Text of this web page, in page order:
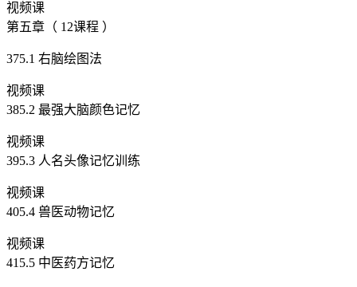
视频课
第五章（ 12课程 ）
375.1 右脑绘图法
视频课
385.2 最强大脑颜色记忆
视频课
395.3 人名头像记忆训练
视频课
405.4 兽医动物记忆
视频课
415.5 中医药方记忆